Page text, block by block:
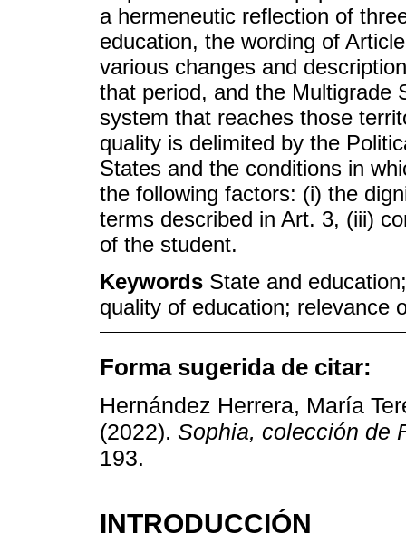
a hermeneutic reflection of
education, the wording of
various changes and
that period, and the Multigrade
system that reaches those
quality is delimited by the
States and the conditions in
the following factors: (i) the
terms described in Art. 3, (iii)
of the student.
Keywords State and
quality of education; relevance
Forma sugerida de citar:
Hernández Herrera, María
(2022). Sophia, colección de
193.
INTRODUCCIÓN